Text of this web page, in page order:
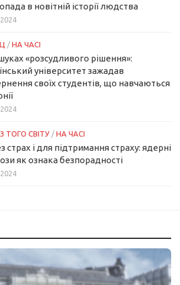
в новітній історії людства
/ НА ЧАСІ
«розсудливого рішення»:
університет зажадав
своїх студентів, що навчаються
З ТОГО СВІТУ / НА ЧАСІ
страх і для підтримання страху: ядерні
як ознака безпорадності